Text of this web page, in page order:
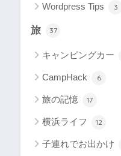
Wordpress Tips 3
旅 37
キャンピングカー
CampHack 6
旅の記憶 17
横浜ライフ 12
子連れでお出かけ